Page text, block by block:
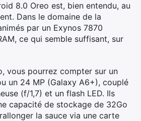
8.0 Oreo est, bien entendu, au
Dans le domaine de la
par un Exynos 7870
ce qui semble suffisant, sur
vous pourrez compter sur un
un 24 MP (Galaxy A6+), couplé
(f/1,7) et un flash LED. Ils
capacité de stockage de 32Go
la sauce via une carte